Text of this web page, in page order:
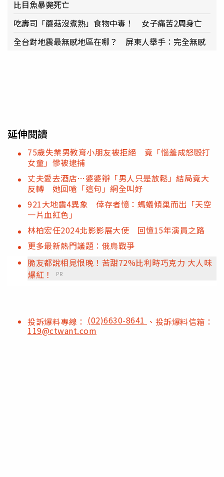
比目魚暴斃死亡
吃壽司「蘑菇沒煮熟」食物中毒！ 女子痛苦2周身亡
全台對地震最無感地區在哪？ 屏東人舉手：完全無感
延伸閱讀
75歲失業男教育小朋友被拒絕 竟「惱羞成怒毆打
女童」慘被逮捕
丈夫愛去酒店…婆婆辯「男人只是放鬆」結局竟大
反轉 她回嗆「這句」網全叫好
921大地震4異象 倖存者憶：螞蟻傾巢而出「天空
一片血紅色」
林柏宏任2024北影影展大使 回憶15年演員之路
更多最新熱門議題：俄烏戰爭
脆友都說相見恨晚！苦甜72%比利時巧克力 大人味
爆紅！
PR
投訴爆料專線： (02)6630-8641 、投訴爆料信箱：
119@ctwant.com